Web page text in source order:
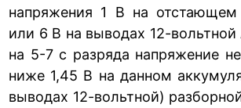
напряжения 1 В на отстающем
или 6 В на выводах 12-
на 5-7 с разряда напряжение
ниже 1,45 В на данном
выводах 12-вольтной)